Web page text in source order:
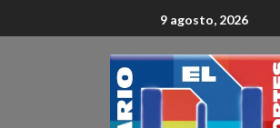
9 agosto, 2026